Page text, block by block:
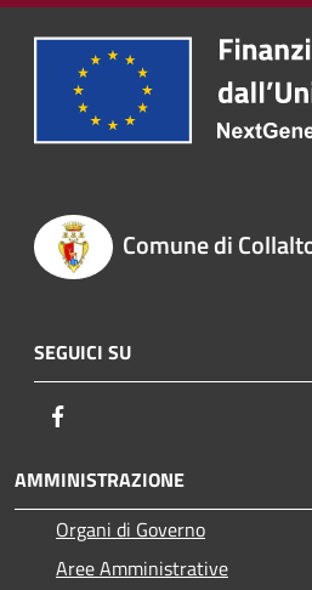
Comune di
SEGUICI SU
AMMINISTRAZIONE
Organi di Governo
Aree Amministrative